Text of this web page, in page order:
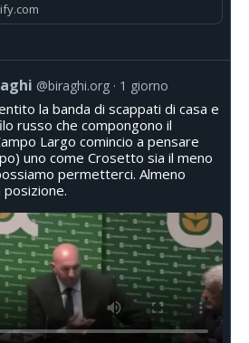
@biraghi.org 1 giorno
la banda di scappati di casa e
russo che compongono il
Largo comincio a pensare
uno come Crosetto sia il meno
permetterci. Almeno